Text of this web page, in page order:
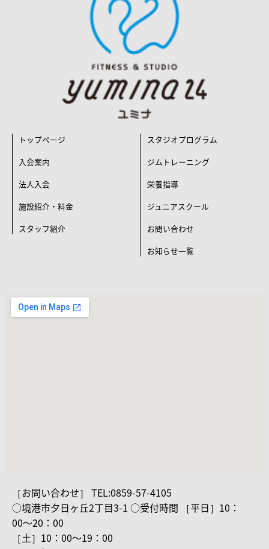
トップページ
入会案内
法人入会
施設紹介・料金
スタッフ紹介
スタジオプログラム
ジムトレーニング
栄養指導
ジュニアスクール
お問い合わせ
お知らせ一覧
［お問い合わせ］ TEL:0859-57-4105
○境港市夕日ヶ丘2丁目3-1 ○受付時間 ［平日］10：
00〜20：00
［土］10：00〜19：00